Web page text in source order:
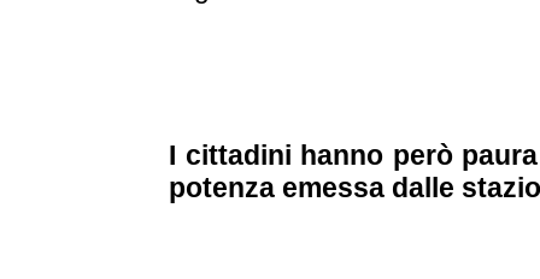
I cittadini hanno però
potenza emessa dalle